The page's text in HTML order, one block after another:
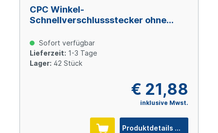
CPC Winkel-
Schnellverschlussstecker ohne
Messing verchromt
Sofort verfügbar
Lieferzeit: 1-3 Tage
Lager: 42 Stück
€ 21,88
inklusive Mwst.
Produktdetails